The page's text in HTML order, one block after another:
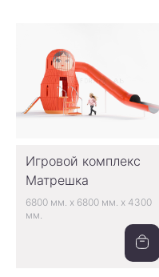
Игровой комплекс
Матрешка
6800 мм. x 6800 мм. x 4300
мм.